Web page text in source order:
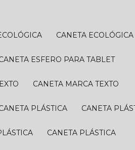
CANETA ECOLÓGICA
CANETA ESFERO PARA TABLET
CANETA MARCA TEXTO
CANETA PLÁSTICA CANETA
CANETA PLÁSTICA